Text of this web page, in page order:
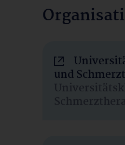
und